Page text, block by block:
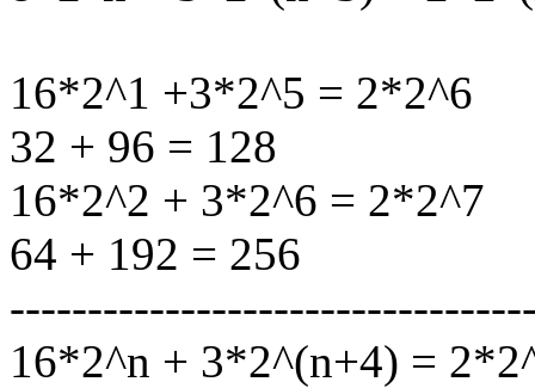
16*2^1 +3*2^5 = 2*2^6
32 + 96 = 128
16*2^2 + 3*2^6 = 2*2^7
64 + 192 = 256
16*2^n + 3*2^(n+4) =